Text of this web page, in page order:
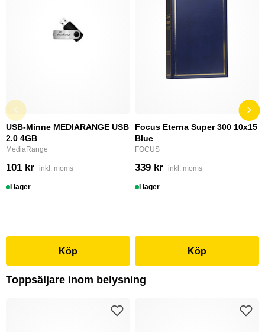
USB-Minne MEDIARANGE USB
2.0 4GB
MediaRange
101 kr inkl. moms
I lager
Köp
Focus Eterna Super 300 10x15
Blue
FOCUS
339 kr inkl. moms
I lager
Köp
Toppsäljare inom belysning